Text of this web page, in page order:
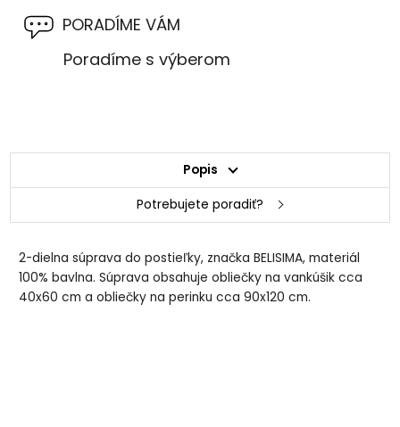
PORADÍME VÁM
Poradíme s výberom
Popis
Potrebujete poradiť?
2-dielna súprava do postieľky, značka BELISIMA, materiál
100% bavlna. Súprava obsahuje obliečky na vankúšik cca
40x60 cm a obliečky na perinku cca 90x120 cm.